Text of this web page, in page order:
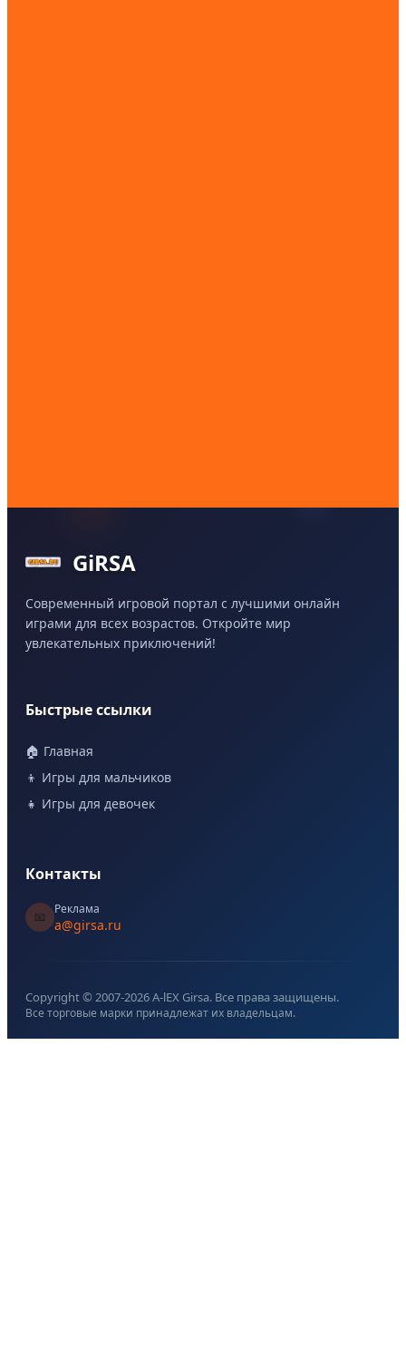
GiRSA
Современный игровой портал с лучшими онлайн
играми для всех возрастов. Откройте мир
увлекательных приключений!
Быстрые ссылки
🏠 Главная
👦 Игры для мальчиков
👧 Игры для девочек
Контакты
📧
Реклама
a@girsa.ru
Copyright © 2007-2026A-lEX Girsa. Все права защищены.
Все торговые марки принадлежат их владельцам.